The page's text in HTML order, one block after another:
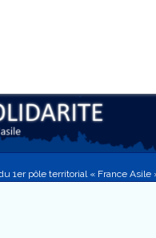
1er pôle territorial « France Asile